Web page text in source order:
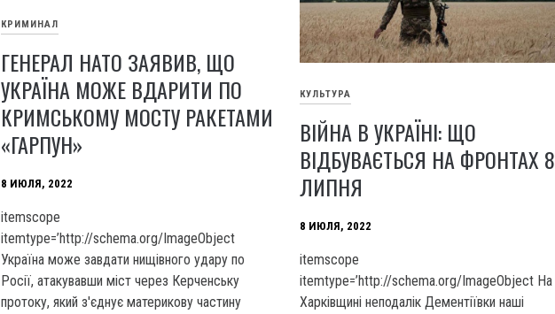
КРИМИНАЛ
ГЕНЕРАЛ НАТО ЗАЯВИВ, ЩО
УКРАЇНА МОЖЕ ВДАРИТИ ПО
КРИМСЬКОМУ МОСТУ РАКЕТАМИ
«ГАРПУН»
8 ИЮЛЯ, 2022
itemscope
itemtype=’http://schema.org/ImageObject
Україна може завдати нищівного удару по
Росії, атакувавши міст через Керченську
протоку, який з'єднує материкову частину
КУЛЬТУРА
ВІЙНА В УКРАЇНІ: ЩО
ВІДБУВАЄТЬСЯ НА ФРОНТАХ 8
ЛИПНЯ
8 ИЮЛЯ, 2022
itemscope
itemtype=’http://schema.org/ImageObject На
Харківщині неподалік Дементіївки наші